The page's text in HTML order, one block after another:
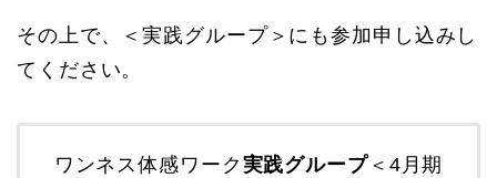
その上で、＜実践グループ＞にも参加申し込みし
てください。
ワンネス体感ワーク 実践グループ＜4月期